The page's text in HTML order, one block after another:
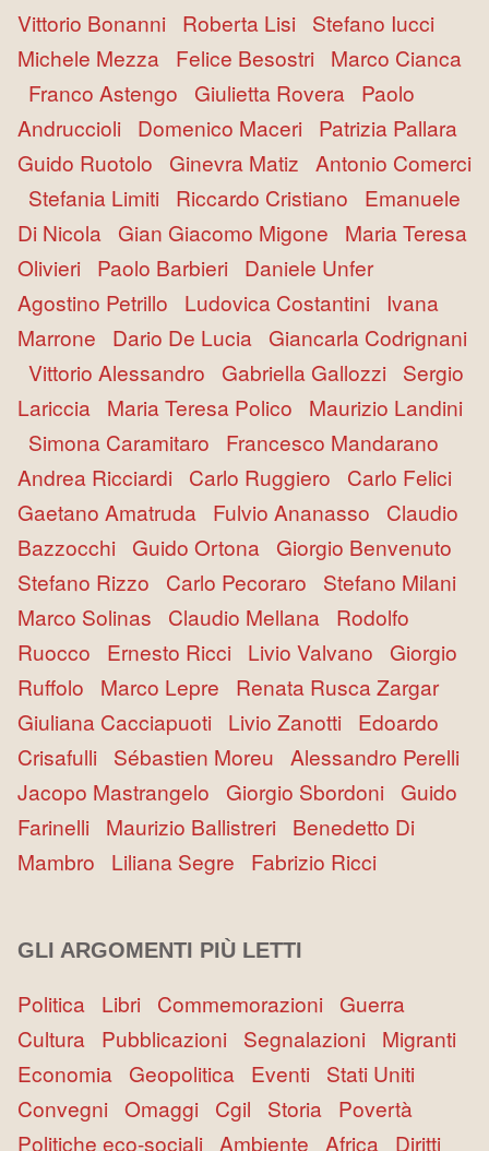
Vittorio Bonanni Roberta Lisi Stefano Iucci
Michele Mezza Felice Besostri Marco Cianca
Franco Astengo
Giulietta Rovera Paolo
Andruccioli Domenico Maceri Patrizia Pallara
Guido Ruotolo
Ginevra Matiz Antonio Comerci
Stefania Limiti Riccardo Cristiano
Emanuele
Di Nicola Gian Giacomo Migone
Maria Teresa
Olivieri Paolo Barbieri Daniele Unfer
Agostino Petrillo
Ludovica Costantini
Ivana
Marrone
Dario De Lucia Giancarla Codrignani
Vittorio Alessandro
Gabriella Gallozzi Sergio
Lariccia Maria Teresa Polico
Maurizio Landini
Simona Caramitaro
Francesco Mandarano
Andrea Ricciardi Carlo Ruggiero
Carlo Felici
Gaetano Amatruda Fulvio Ananasso
Claudio
Bazzocchi Guido Ortona Giorgio Benvenuto
Stefano Rizzo
Carlo Pecoraro
Stefano Milani
Marco Solinas
Claudio Mellana Rodolfo
Ruocco
Ernesto Ricci Livio Valvano
Giorgio
Ruffolo
Marco Lepre
Renata Rusca Zargar
Giuliana Cacciapuoti Livio Zanotti Edoardo
Crisafulli Sébastien Moreu Alessandro Perelli
Jacopo Mastrangelo
Giorgio Sbordoni Guido
Farinelli Maurizio Ballistreri Benedetto Di
Mambro
Liliana Segre Fabrizio Ricci
GLI ARGOMENTI PIÙ LETTI
Politica Libri Commemorazioni Guerra
Cultura Pubblicazioni Segnalazioni Migranti
Economia Geopolitica Eventi Stati Uniti
Convegni Omaggi Cgil Storia Povertà
Politiche eco-sociali Ambiente Africa Diritti